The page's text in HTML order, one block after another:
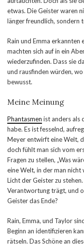
etwas. Die Geister waren
länger freundlich, sondern
Rain und Emma erkannten
machten sich auf in ein
wiederzufinden. Dass sie
und rausfinden würden,
bewusst.
Meine Meinung
Phantasmen ist anders als
habe. Es ist fesselnd,
Meyer entwirft eine Welt,
doch fühlt man sich vom
Fragen zu stellen, „Was
eine Welt, in der man nicht
Licht der Geister zu
Verantwortung trägt, und
Geister das Ende?
Rain, Emma, und Taylor
Beginn an identifizieren
rätseln. Das Schöne an